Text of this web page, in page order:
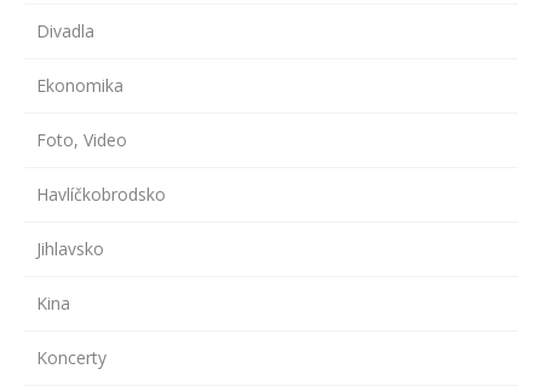
Divadla
Ekonomika
Foto, Video
Havlíčkobrodsko
Jihlavsko
Kina
Koncerty